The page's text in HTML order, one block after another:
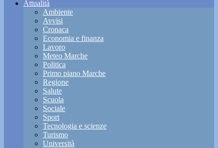
Attualità
Ambiente
Avvisi
Cronaca
Economia e finanza
Lavoro
Meteo Marche
Politica
Primo piano Marche
Regione
Salute
Scuola
Sociale
Sport
Tecnologia e scienze
Turismo
Università